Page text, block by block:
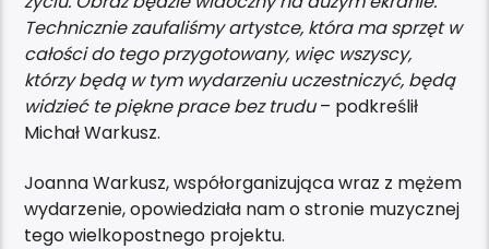
Technicznie zaufaliśmy artystce, która ma sprzęt w
całości do tego przygotowany, więc wszyscy,
którzy będą w tym wydarzeniu uczestniczyć, będą
widzieć te piękne prace bez trudu– podkreślił
Michał Warkusz.
Joanna Warkusz, współorganizująca wraz z mężem
wydarzenie, opowiedziała nam o stronie muzycznej
tego wielkopostnego projektu.